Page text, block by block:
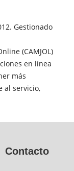
Gestionado
(CAMJOL)
en línea
más
al servicio,
Contacto